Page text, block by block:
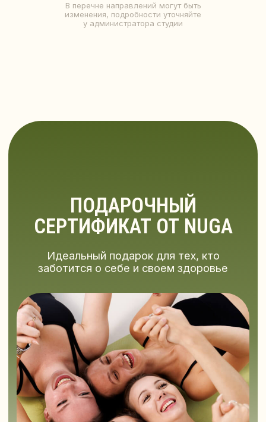
В перечне направлений могут быть
изменения, подробности уточняйте
у администратора студии
РАСПИСАНИЕ